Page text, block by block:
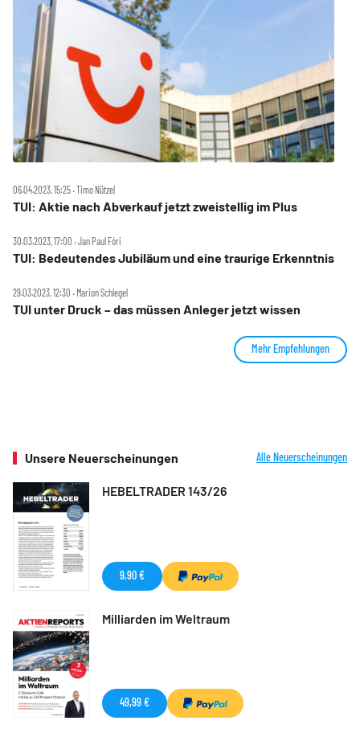
06.04.2023, 15:25 ‧ Timo Nützel
TUI: Aktie nach Abverkauf jetzt zweistellig im Plus
30.03.2023, 17:00 ‧ Jan Paul Fóri
TUI: Bedeutendes Jubiläum und eine traurige Erkenntnis
29.03.2023, 12:30 ‧ Marion Schlegel
TUI unter Druck – das müssen Anleger jetzt wissen
Mehr Empfehlungen
Unsere Neuerscheinungen Alle Neuerscheinungen
HEBELTRADER 143/26
9,90 €
Milliarden im Weltraum
49,99 €